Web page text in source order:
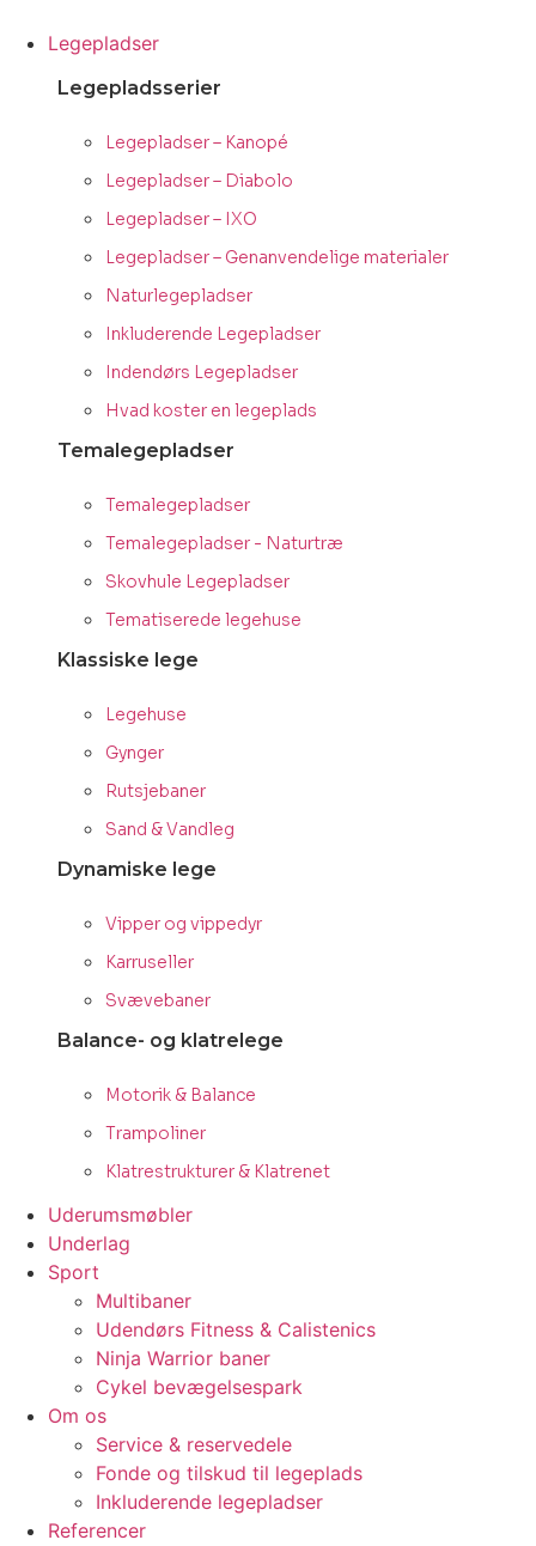
Legepladser
Legepladsserier
Legepladser – Kanopé
Legepladser – Diabolo
Legepladser – IXO
Legepladser – Genanvendelige materialer
Naturlegepladser
Inkluderende Legepladser
Indendørs Legepladser
Hvad koster en legeplads
Temalegepladser
Temalegepladser
Temalegepladser - Naturtræ
Skovhule Legepladser
Tematiserede legehuse
Klassiske lege
Legehuse
Gynger
Rutsjebaner
Sand & Vandleg
Dynamiske lege
Vipper og vippedyr
Karruseller
Svævebaner
Balance- og klatrelege
Motorik & Balance
Trampoliner
Klatrestrukturer & Klatrenet
Uderumsmøbler
Underlag
Sport
Multibaner
Udendørs Fitness & Calistenics
Ninja Warrior baner
Cykel bevægelsespark
Om os
Service & reservedele
Fonde og tilskud til legeplads
Inkluderende legepladser
Referencer